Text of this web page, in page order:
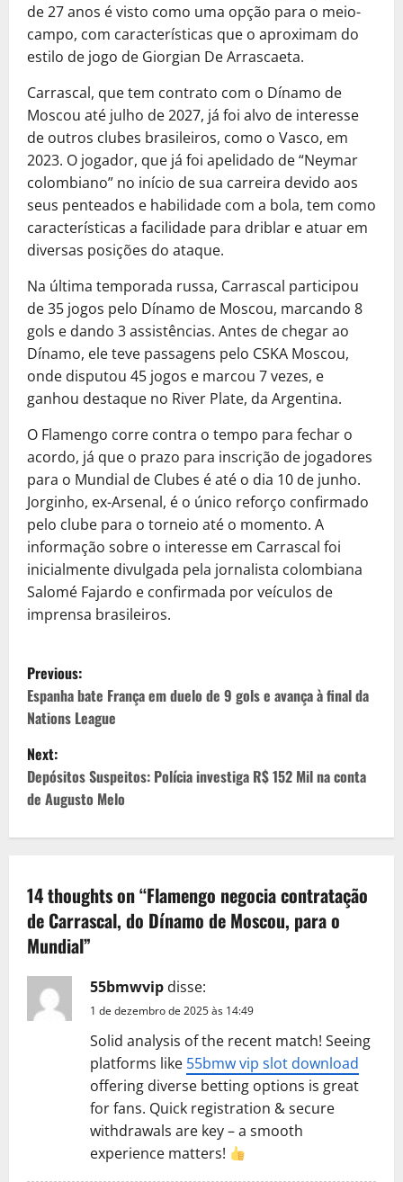
de 27 anos é visto como uma opção para o meio-
campo, com características que o aproximam do
estilo de jogo de Giorgian De Arrascaeta.
Carrascal, que tem contrato com o Dínamo de
Moscou até julho de 2027, já foi alvo de interesse
de outros clubes brasileiros, como o Vasco, em
2023. O jogador, que já foi apelidado de “Neymar
colombiano” no início de sua carreira devido aos
seus penteados e habilidade com a bola, tem como
características a facilidade para driblar e atuar em
diversas posições do ataque.
Na última temporada russa, Carrascal participou
de 35 jogos pelo Dínamo de Moscou, marcando 8
gols e dando 3 assistências. Antes de chegar ao
Dínamo, ele teve passagens pelo CSKA Moscou,
onde disputou 45 jogos e marcou 7 vezes, e
ganhou destaque no River Plate, da Argentina.
O Flamengo corre contra o tempo para fechar o
acordo, já que o prazo para inscrição de jogadores
para o Mundial de Clubes é até o dia 10 de junho.
Jorginho, ex-Arsenal, é o único reforço confirmado
pelo clube para o torneio até o momento. A
informação sobre o interesse em Carrascal foi
inicialmente divulgada pela jornalista colombiana
Salomé Fajardo e confirmada por veículos de
imprensa brasileiros.
P
o
s
t
n
v
i
g
a
Previous:
Espanha bate França em duelo de 9 gols e avança à final da
Nations League
Next:
Depósitos Suspeitos: Polícia investiga R$ 152 Mil na conta
de Augusto Melo
14 thoughts on “Flamengo negocia contratação
de Carrascal, do Dínamo de Moscou, para o
Mundial”
55bmwvip disse:
1 de dezembro de 2025 às 14:49
Solid analysis of the recent match! Seeing
platforms like 55bmw vip slot download
offering diverse betting options is great
for fans. Quick registration & secure
withdrawals are key – a smooth
experience matters!